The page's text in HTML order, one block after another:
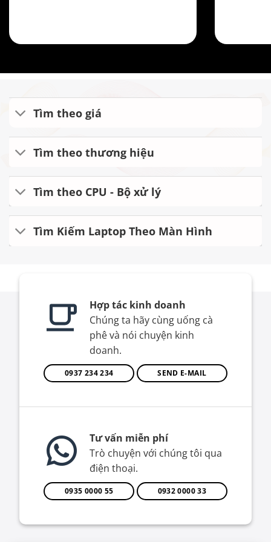
Tìm theo giá
Tìm theo thương hiệu
Tìm theo CPU - Bộ xử lý
Tìm Kiếm Laptop Theo Màn Hình
Hợp tác kinh doanh
Chúng ta hãy cùng uống cà
phê và nói chuyện kinh
doanh.
0937 234 234 SEND E-MAIL
Tư vấn miễn phí
Trò chuyện với chúng tôi qua
điện thoại.
0935 0000 55 0932 0000 33